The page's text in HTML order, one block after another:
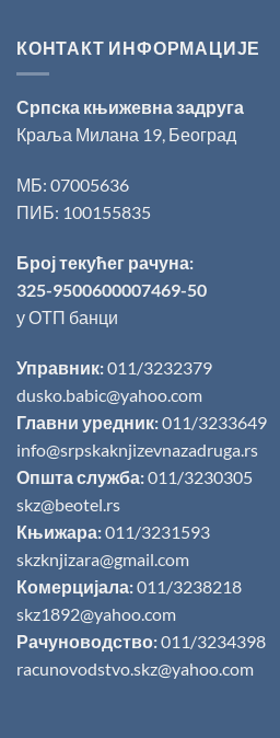
КОНТАКТ ИНФОРМАЦИЈЕ
Српска књижевна задруга
Краља Милана 19, Београд
МБ: 07005636
ПИБ: 100155835
Број текућег рачуна:
325-9500600007469-50
у ОТП банци
Управник:011/3232379
dusko.babic@yahoo.com
Главни уредник:011/3233649
info@srpskaknjizevnazadruga.rs
Општа служба:011/3230305
skz@beotel.rs
Књижара:011/3231593
skzknjizara@gmail.com
Комерцијала:011/3238218
skz1892@yahoo.com
Рачуноводство:011/3234398
racunovodstvo.skz@yahoo.com